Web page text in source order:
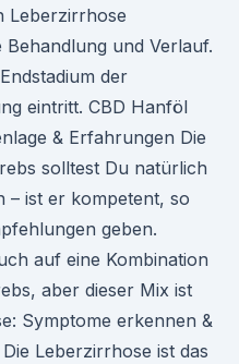
Leberzirrhose
und Verlauf.
der
eintritt. CBD Hanföl
& Erfahrungen Die
solltest Du natürlich
– ist er kompetent, so
geben.
auf eine Kombination
aber dieser Mix ist
Symptome erkennen &
Leberzirrhose ist das